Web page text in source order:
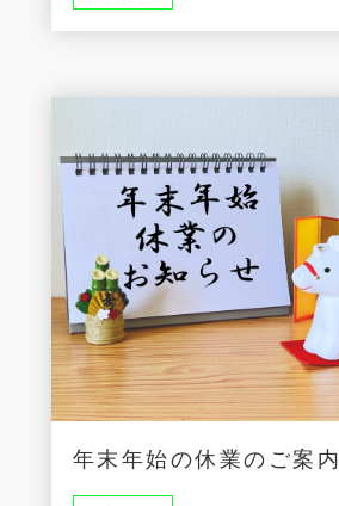
年末年始の休業のご案内